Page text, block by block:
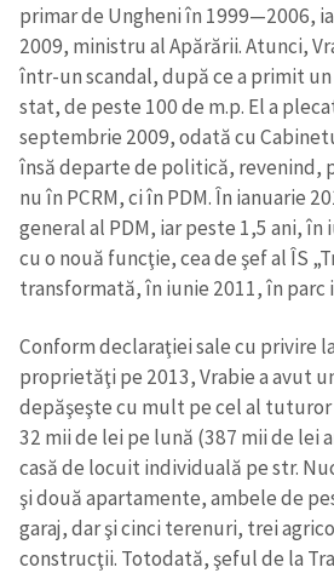
primar de Ungheni în 1999—2006,
2009, ministru al Apărării. Atunci,
într-un scandal, după ce a primit
stat, de peste 100 de m.p. El a
septembrie 2009, odată cu
însă departe de politică, revenind,
nu în PCRM, ci în PDM. În ianuarie
general al PDM, iar peste 1,5 ani, în
cu o nouă funcţie, cea de şef al ÎS
transformată, în iunie 2011, în parc
Conform declaraţiei sale cu privire
proprietăţi pe 2013, Vrabie a avut
depăşeşte cu mult pe cel al
32 mii de lei pe lună (387 mii de lei
casă de locuit individuală pe str.
şi două apartamente, ambele de
garaj, dar şi cinci terenuri, trei
construcţii. Totodată, şeful de la